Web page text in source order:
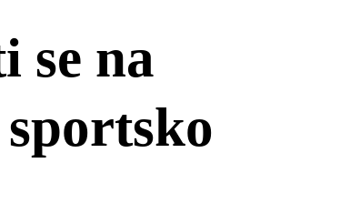
se na